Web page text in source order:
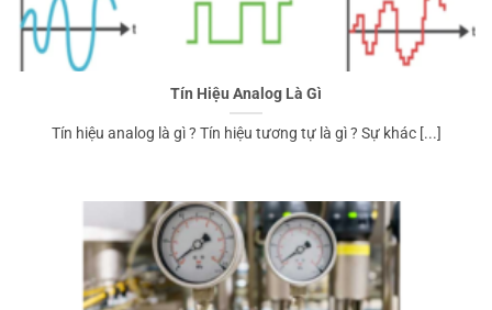
Tín Hiệu Analog Là Gì
Tín hiệu analog là gì ? Tín hiệu tương tự là gì ? Sự khác [...]